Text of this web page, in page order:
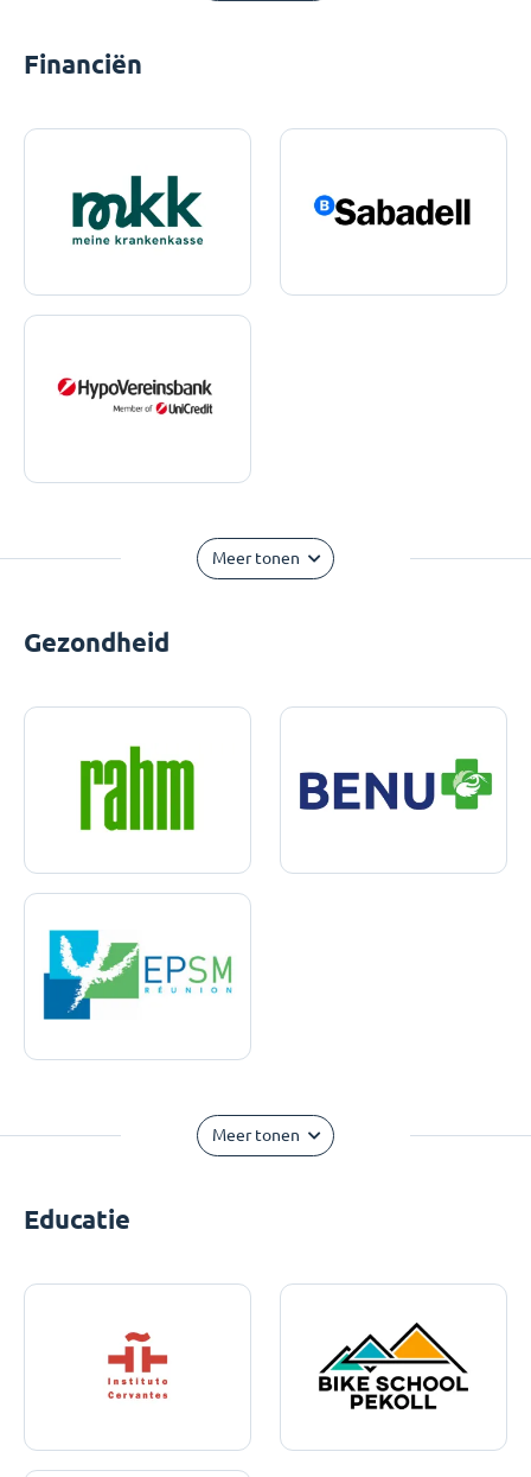
Financiën
Meer tonen
Gezondheid
Meer tonen
Educatie